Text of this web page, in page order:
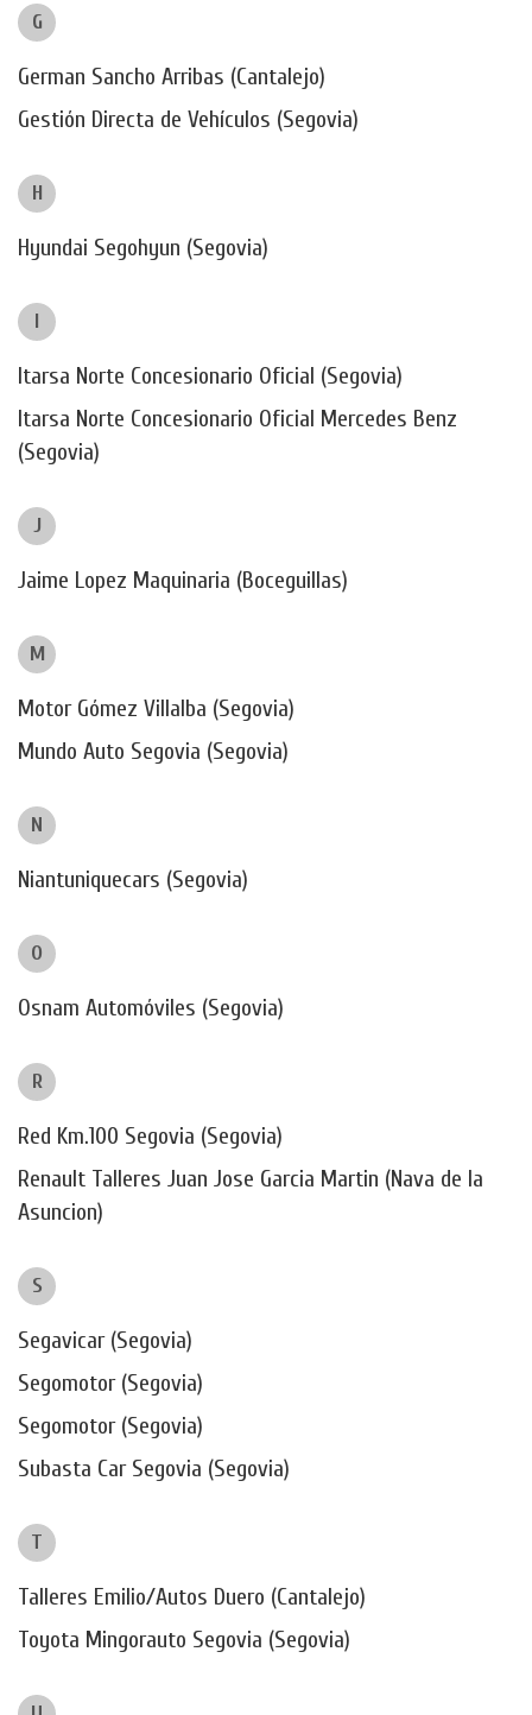
G
German Sancho Arribas (Cantalejo)
Gestión Directa de Vehículos (Segovia)
H
Hyundai Segohyun (Segovia)
I
Itarsa Norte Concesionario Oficial (Segovia)
Itarsa Norte Concesionario Oficial Mercedes Benz
(Segovia)
J
Jaime Lopez Maquinaria (Boceguillas)
M
Motor Gómez Villalba (Segovia)
Mundo Auto Segovia (Segovia)
N
Niantuniquecars (Segovia)
O
Osnam Automóviles (Segovia)
R
Red Km.100 Segovia (Segovia)
Renault Talleres Juan Jose Garcia Martin (Nava de la
Asuncion)
S
Segavicar (Segovia)
Segomotor (Segovia)
Segomotor (Segovia)
Subasta Car Segovia (Segovia)
T
Talleres Emilio/Autos Duero (Cantalejo)
Toyota Mingorauto Segovia (Segovia)